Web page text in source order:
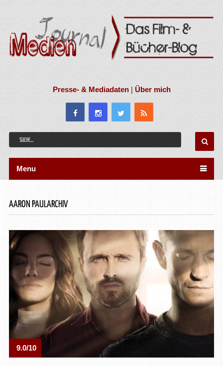
Presse- & Mediadaten|Über mich
Menu
AARON PAULARCHIV
9.0/10